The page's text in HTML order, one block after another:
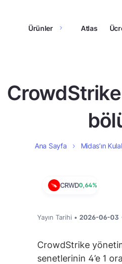
Ürünler Atlas
Ana Sayfa Midas’ın
CRWD0,64%
Yayın Tarihi • 2026-06-03
CrowdStrike
senetlerinin 4’e 1